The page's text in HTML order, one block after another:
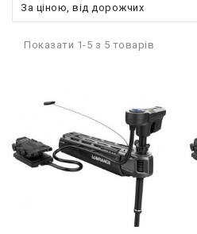
За ціною, від дорожчих
Показати 1-5 з 5 товарів